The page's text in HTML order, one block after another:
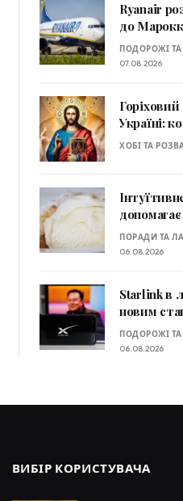
Ryanair
до
маршрути
узимку
ПОДОРОЖІ
07.08.2026
Україні:
та які
ХОБІ ТА
ставлення
принципи
ПОРАДИ ТА
06.08.2026
Starlink в
новим
ПОДОРОЖІ
06.08.2026
ВИБІР КОРИСТУВАЧА